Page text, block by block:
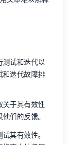
试和迭代以
和迭代故障排
关于其有效性
们的反馈。
其有效性。